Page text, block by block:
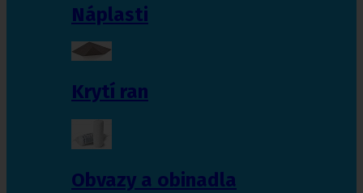
Náplasti
Krytí ran
Obvazy a obinadla